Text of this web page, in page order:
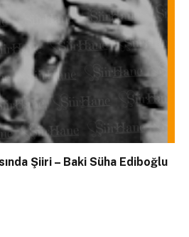
Şiiri – Baki Süha Ediboğlu